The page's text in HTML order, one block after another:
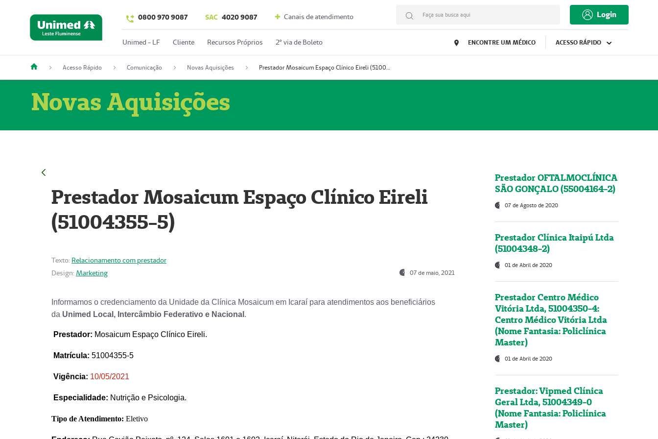
0800 970 9087 SAC 4020 9087 Canais de atendimento Faça sua busca aqui Login
Unimed - LF Cliente Recursos Próprios 2º via de Boleto ENCONTRE UM MÉDICO ACESSO RÁPIDO
Acesso Rápido Comunicação Novas Aquisições Prestador Mosaicum Espaço Clínico Eireli (51004355-5)
Novas Aquisições
Prestador Mosaicum Espaço Clínico Eireli
(51004355-5)
Texto: Relacionamento com prestador
Design: Marketing 07 de maio, 2021
Informamos o credenciamento da Unidade da Clínica Mosaicum em Icaraí para atendimentos aos beneficiários
da Unimed Local, Intercâmbio Federativo e Nacional .
Prestador: Mosaicum Espaço Clínico Eireli.
Matrícula: 51004355-5
Vigência: 10/05/2021
Especialidade: Nutrição e Psicologia.
Tipo de Atendimento: Eletivo
Prestador OFTALMOCLÍNICA
SÃO GONÇALO (55004164-2)
07 de Agosto de 2020
Prestador Clínica Itaipú Ltda
(51004348-2)
01 de Abril de 2020
Prestador Centro Médico
Vitória Ltda, 51004350-4:
Centro Médico Vitória Ltda
(Nome Fantasia: Policlínica
Master)
01 de Abril de 2020
Prestador: Vipmed Clínica
Geral Ltda, 51004349-0
(Nome Fantasia: Policlínica
Master)